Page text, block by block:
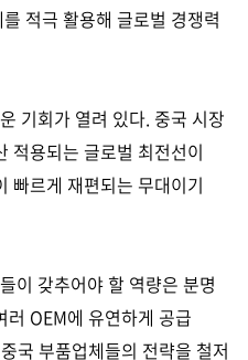
적극 활용해 글로벌 경쟁력
기회가 열려 있다. 중국 시장
적용되는 글로벌 최전선이
빠르게 재편되는 무대이기
이 갖추어야 할 역량은 분명
OEM에 유연하게 공급
국 부품업체들의 전략을 철저